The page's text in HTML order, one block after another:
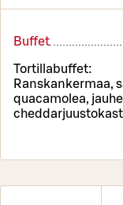
Buffet
Tortillabuffet:
Ranskankermaa,
quacamolea,